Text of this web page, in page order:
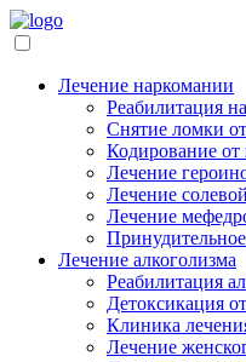
Лечение наркомании
Реабилитация
Снятие ломки
Кодирование от
Лечение
Лечение
Лечение
Лечение алкоголизма
Реабилитация
Детоксикация
Клиника
Лечение